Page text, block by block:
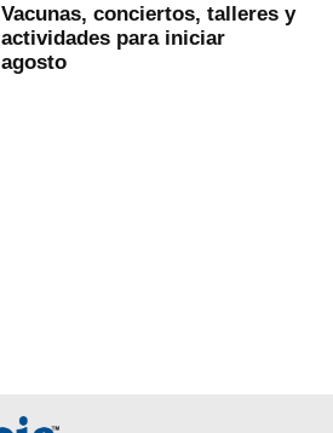
Vacunas, conciertos, talleres y
actividades para iniciar
agosto